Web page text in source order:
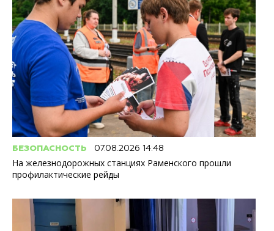
БЕЗОПАСНОСТЬ 07.08.2026 14:48
На железнодорожных станциях Раменского прошли
профилактические рейды